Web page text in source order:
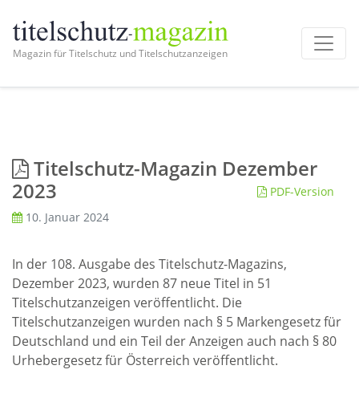
Magazin für Titelschutz und Titelschutzanzeigen
Titelschutz-Magazin Dezember
2023
10. Januar 2024
PDF-Version
In der 108. Ausgabe des Titelschutz-Magazins,
Dezember 2023, wurden 87 neue Titel in 51
Titelschutzanzeigen veröffentlicht. Die
Titelschutzanzeigen wurden nach § 5 Markengesetz für
Deutschland und ein Teil der Anzeigen auch nach § 80
Urhebergesetz für Österreich veröffentlicht.